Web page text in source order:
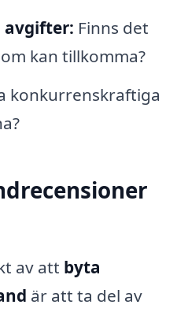
avgifter: Finns det
kan tillkomma?
konkurrenskraftiga
av att byta
är att ta del av